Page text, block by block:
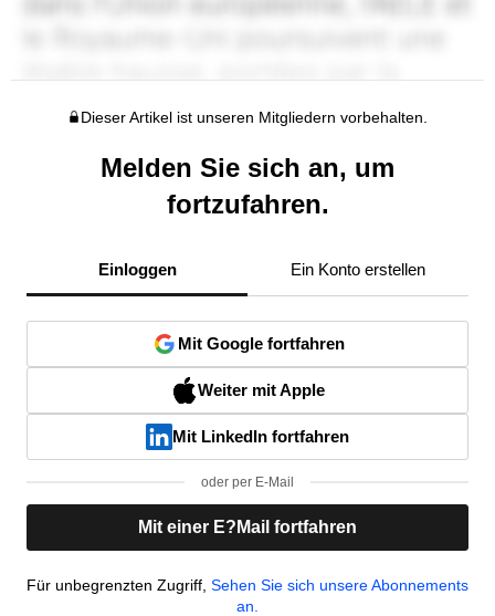
Dieser Artikel ist unseren Mitgliedern vorbehalten.
Melden Sie sich an, um
fortzufahren.
Einloggen Ein Konto erstellen
Mit Google fortfahren
Weiter mit Apple
Mit LinkedIn fortfahren
oder per E-Mail
Mit einer E?Mail fortfahren
Für unbegrenzten Zugriff, Sehen Sie sich unsere Abonnements
an.